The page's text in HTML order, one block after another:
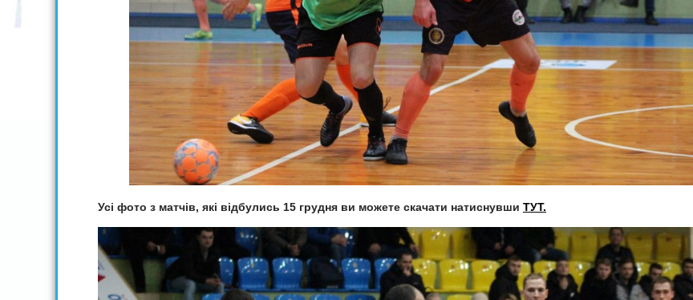
Усі фото з матчів, які відбулись 15 грудня ви можете скачати натиснувши ТУТ.